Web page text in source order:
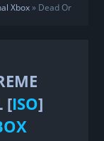
Xbox» Dead Or
[ISO]